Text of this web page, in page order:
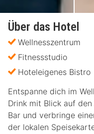
Über das Hotel
Wellnesszentrum
Fitnessstudio
Hoteleigenes Bistro
Entspanne dich im
Drink mit Blick auf
Bar und verbringe
der lokalen